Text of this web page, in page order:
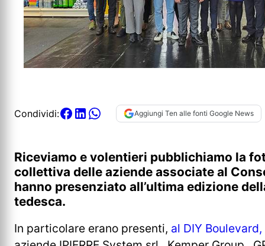
Condividi: Aggiungi Ten alle fonti Google News
Riceviamo e volentieri pubblichiamo la
collettiva delle aziende associate al
hanno presenziato all’ultima edizione
tedesca.
In particolare erano presenti, al DIY Boulevard,